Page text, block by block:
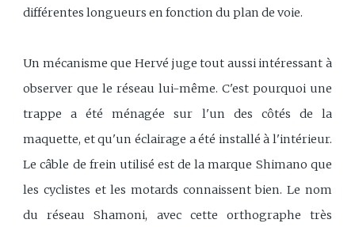
différentes longueurs en fonction du plan de voie.
Un mécanisme que Hervé juge tout aussi intéressant à
observer que le réseau lui-même. C'est pourquoi une
trappe a été ménagée sur l'un des côtés de la
maquette, et qu'un éclairage a été installé à l'intérieur.
Le câble de frein utilisé est de la marque Shimano que
les cyclistes et les motards connaissent bien. Le nom
du réseau Shamoni, avec cette orthographe très